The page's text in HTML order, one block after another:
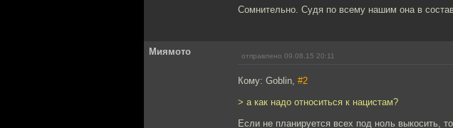
Сомнительно. Судя по всему нашим она в
Миямото отправлено 09.08.15 20:11
Кому: Goblin, #2
> а как надо относиться к нацистам?
Если не планируется всех под ноль выкосить,